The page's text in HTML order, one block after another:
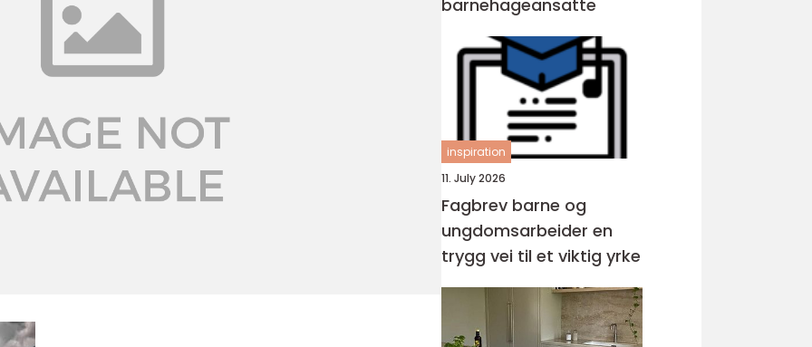
barnehageansatte
inspiration
11. July 2026
Fagbrev barne og
ungdomsarbeider en
trygg vei til et viktig yrke